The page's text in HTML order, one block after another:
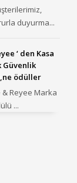
duyurma...
‘ den Kasa
Güvenlik
ödüller
Reyee Marka
...